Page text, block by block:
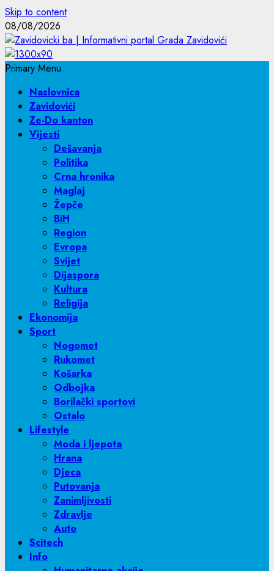
Skip to content
08/08/2026
Primary Menu
Naslovnica
Zavidovići
Ze-Do kanton
Vijesti
Dešavanja
Politika
Crna hronika
Maglaj
Žepče
BiH
Region
Evropa
Svijet
Dijaspora
Kultura
Religija
Ekonomija
Sport
Nogomet
Rukomet
Košarka
Odbojka
Borilački sportovi
Ostalo
Lifestyle
Moda i ljepota
Hrana
Djeca
Putovanja
Zanimljivosti
Zdravlje
Auto
Scitech
Info